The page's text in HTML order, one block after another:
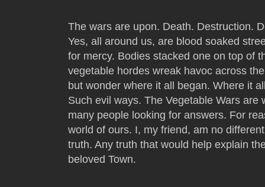
The wars are upon. Death. Destruction.
Yes, all around us, are blood soaked
for mercy. Bodies stacked one on top of
vegetable hordes wreak havoc across
but wonder where it all began. Where it
Such evil ways. The Vegetable Wars are
many people looking for answers. For
world of ours. I, my friend, am no
truth. Any truth that would help explain
beloved Town.